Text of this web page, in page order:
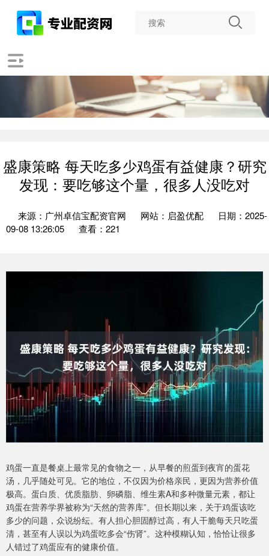
盛康策略 每天吃多少鸡蛋有益健康？研究
发现：要吃够这个量，很多人没吃对
来源：广州卓信宝配资官网 网站：启盈优配
日期：2025-
09-08 13:26:05
查看：221
鸡蛋一直是餐桌上最常见的食物之一，从早餐的煎蛋到夜宵的蛋花
汤，几乎随处可见。它的地位，不仅因为价格亲民，更因为营养价值
极高。蛋白质、优质脂肪、卵磷脂、维生素A和多种微量元素，都让
鸡蛋在营养学界被称为“天然的营养库”。但长期以来，关于鸡蛋该吃
多少的问题，众说纷纭。有人担心胆固醇过高，有人干脆每天只吃蛋
清，甚至有人误以为鸡蛋吃多会“伤肾”。这种模糊认知，恰恰让很多
人错过了鸡蛋应有的健康价值。